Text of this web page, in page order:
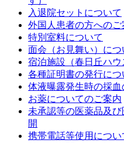
入退院セットについて
外国人患者の方へのご
特別室料について
面会（お見舞い）につ
宿泊施設（春日丘ハ
各種証明書の発行につ
体液曝露発生時の採血
お薬についてのご案内
未承認等の医薬品及
開
携帯電話等使用につい